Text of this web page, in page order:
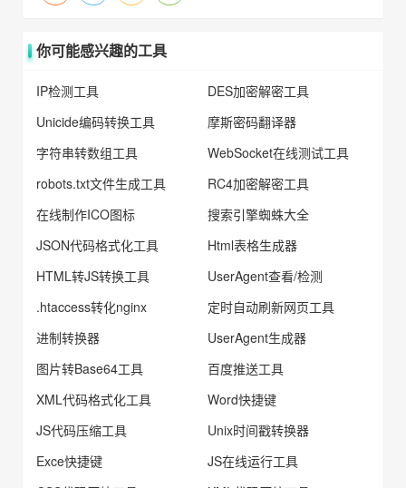
你可能感兴趣的工具
IP检测工具
DES加密解密工具
Unicide编码转换工具
摩斯密码翻译器
字符串转数组工具
WebSocket在线测试工具
robots.txt文件生成工具
RC4加密解密工具
在线制作ICO图标
搜索引擎蜘蛛大全
JSON代码格式化工具
Html表格生成器
HTML转JS转换工具
UserAgent查看/检测
.htaccess转化nginx
定时自动刷新网页工具
进制转换器
UserAgent生成器
图片转Base64工具
百度推送工具
XML代码格式化工具
Word快捷键
JS代码压缩工具
Unix时间戳转换器
Exce快捷键
JS在线运行工具